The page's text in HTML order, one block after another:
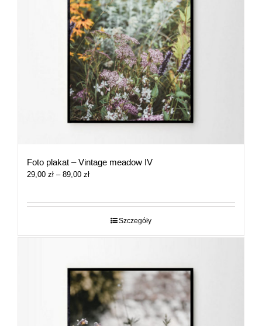
Foto plakat – Vintage meadow IV
29,00 zł – 89,00 złZakres
29,00 zł
Szczegóły